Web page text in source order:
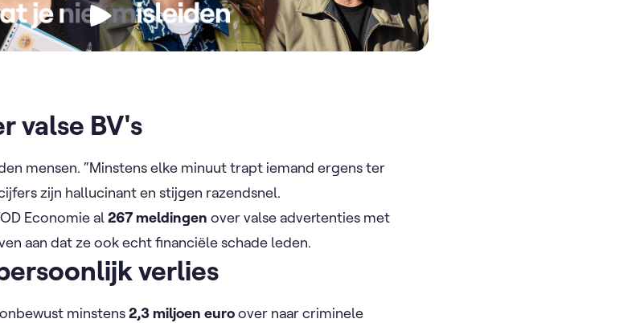
valse BV's
mensen. “Minstens elke minuut trapt iemand ergens ter
zijn hallucinant en stijgen razendsnel.
Economie al267 meldingen over valse advertenties met
aan dat ze ook echt financiële schade leden.
verlies
minstens2,3 miljoen euroover naar criminele